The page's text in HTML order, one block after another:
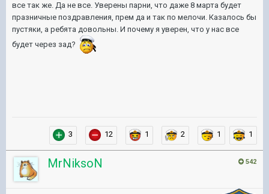
все так же. Да не все. Уверены парни, что даже 8 марта будет
празничные поздравления, прем да и так по мелочи. Казалось бы
пустяки, а ребята довольны. И почему я уверен, что у нас все
будет через зад?
3 12 1 2 1 1
542
MrNiksoN